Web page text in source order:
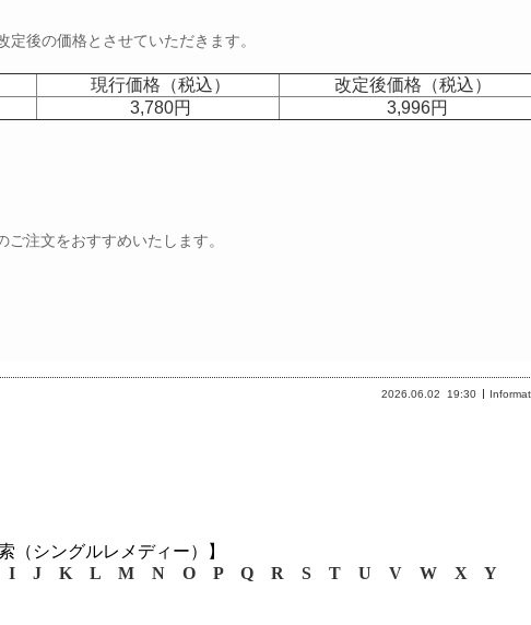
後の価格とさせていただきます。
現行価格（税込）
改定後価格（税込）
3,780円 3,996円
注文をおすすめいたします。
2026.06.02 19:30
（シングルレメディー）】
I J K L M N O P Q R S T U V W X
Y